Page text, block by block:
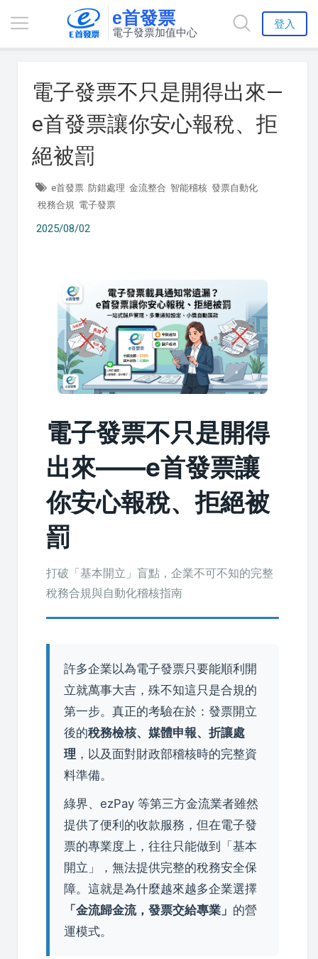
e首發票
電子發票加值中心
登入
電子發票不只是開得出來—
e首發票讓你安心報稅、拒
絕被罰
e首發票 防錯處理 金流整合 智能稽核 發票自動化
稅務合規 電子發票
2025/08/02
電子發票不只是開得
出來——e首發票讓
你安心報稅、拒絕被
罰
打破「基本開立」盲點，企業不可不知的完整
稅務合規與自動化稽核指南
許多企業以為電子發票只要能順利開
立就萬事大吉，殊不知這只是合規的
第一步。真正的考驗在於：發票開立
後的稅務檢核、媒體申報、折讓處
理 ，以及面對財政部稽核時的完整資
料準備。
綠界、ezPay 等第三方金流業者雖然
提供了便利的收款服務，但在電子發
票的專業度上，往往只能做到「基本
開立」，無法提供完整的稅務安全保
障。這就是為什麼越來越多企業選擇
「金流歸金流，發票交給專業」 的營
運模式。